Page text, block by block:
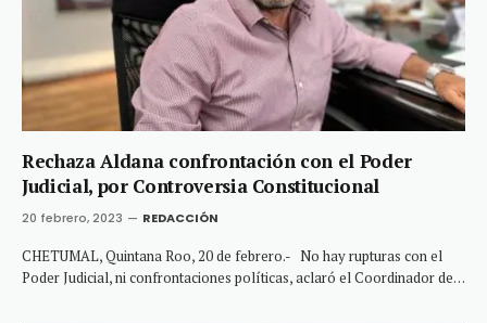
Rechaza Aldana confrontación con el Poder
Judicial, por Controversia Constitucional
20 febrero, 2023 REDACCIÓN
CHETUMAL, Quintana Roo, 20 de febrero.- No hay rupturas con el
Poder Judicial, ni confrontaciones políticas, aclaró el Coordinador de…